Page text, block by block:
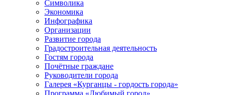
Символика
Экономика
Инфографика
Организации
Развитие города
Градостроительная деятельность
Гостям города
Почётные граждане
Руководители города
Галерея «Курганцы - гордость города»